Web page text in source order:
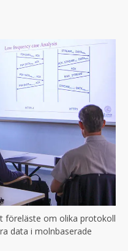
föreläste om olika protokoll
data i molnbaserade